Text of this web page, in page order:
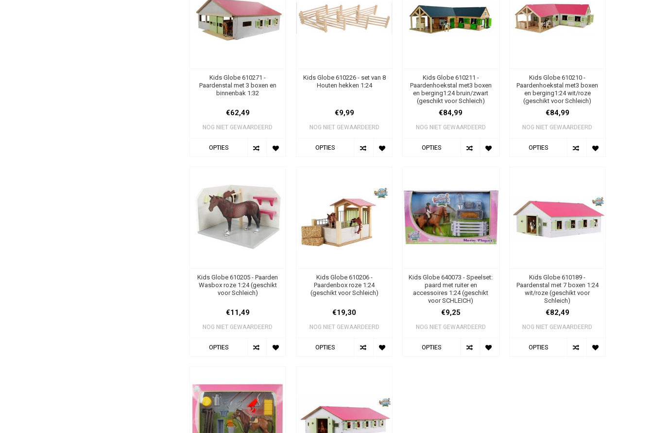
Kids Globe 610271 -
Paardenstal met 3 boxen en
binnenbak 1:32
€62,49
NOG NIET GEWAARDEERD
OPTIES
Kids Globe 610226 - set van 8
Houten hekken 1:24
€9,99
NOG NIET GEWAARDEERD
OPTIES
Kids Globe 610211 -
Paardenhoekstal met3 boxen
en berging1:24 bruin/zwart
(geschikt voor Schleich)
€84,99
NOG NIET GEWAARDEERD
OPTIES
Kids Globe 610210 -
Paardenhoekstal met3 boxen
en berging1:24 wit/roze
(geschikt voor Schleich)
€84,99
NOG NIET GEWAARDEERD
OPTIES
Kids Globe 610205 - Paarden
Wasbox roze 1:24 (geschikt
voor Schleich)
€11,49
NOG NIET GEWAARDEERD
OPTIES
Kids Globe 610206 -
Paardenbox roze 1:24
(geschikt voor Schleich)
€19,30
NOG NIET GEWAARDEERD
OPTIES
Kids Globe 640073 - Speelset:
paard met ruiter en
accessoires 1:24 (geschikt
voor SCHLEICH)
€9,25
NOG NIET GEWAARDEERD
OPTIES
Kids Globe 610189 -
Paardenstal met 7 boxen 1:24
wit/roze (geschikt voor
Schleich)
€82,49
NOG NIET GEWAARDEERD
OPTIES